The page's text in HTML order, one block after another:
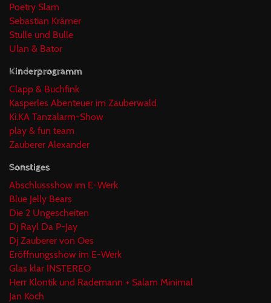
Poetry Slam
Sebastian Krämer
Stulle und Bulle
Ulan & Bator
Kinderprogramm
Clapp & Buchfink
Kasperles Abenteuer im Zauberwald
Ki.KA Tanzalarm-Show
play & fun team
Zauberer Alexander
Sonstiges
Abschlussshow im E-Werk
Blue Jelly Bears
Die 2 Ungescheiten
Dj Rayl Da P-Jay
Dj Zauberer von Oes
Eröffnungsshow im E-Werk
Glas klar INSTEREO
Herr Klontik und Rademann + Salam Minimal
Jan Koch